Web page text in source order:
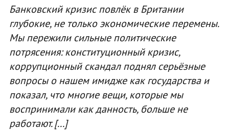
Банковский кризис повлёк в Британии
глубокие, не только экономические перемены.
Мы пережили сильные политические
потрясения: конституционный кризис,
коррупционный скандал поднял серьёзные
вопросы о нашем имидже как государства и
показал, что многие вещи, которые мы
воспринимали как данность, больше не
работают. [...]